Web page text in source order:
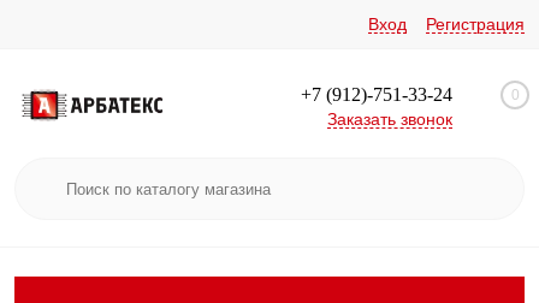
Вход Регистрация
+7 (912)-751-33-24
Заказать звонок
0